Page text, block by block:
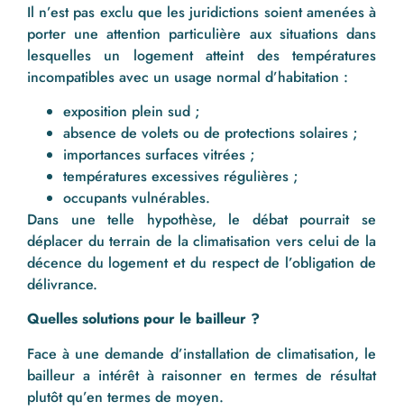
Il n’est pas exclu que les juridictions soient amenées à
porter une attention particulière aux situations dans
lesquelles un logement atteint des températures
incompatibles avec un usage normal d’habitation :
exposition plein sud ;
absence de volets ou de protections solaires ;
importances surfaces vitrées ;
températures excessives régulières ;
occupants vulnérables.
Dans une telle hypothèse, le débat pourrait se
déplacer du terrain de la climatisation vers celui de la
décence du logement et du respect de l’obligation de
délivrance.
Quelles solutions pour le bailleur ?
Face à une demande d’installation de climatisation, le
bailleur a intérêt à raisonner en termes de résultat
plutôt qu’en termes de moyen.